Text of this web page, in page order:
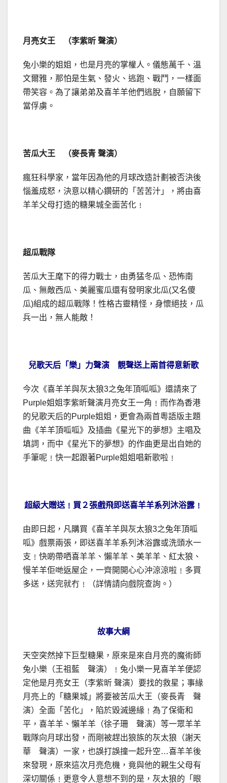
月亮女王 （李紫昕 聲演）
兔小樂的姐姐，也是月亮的掌權人。儀態萬千、溫
文爾雅，那怕是生氣、發火、逃跑、戰鬥，一樣面
帶笑容。為了讓弟弟及喜羊羊他們逃脫，自願留下
當俘虜。
苦瓜大王 （麥長青 聲演）
瘋狂科學家，當年因為他的月球改造計劃被否決後
惱羞成怒，決意以精心鑽研的「苦苦汁」，將由喜
羊羊父母打造的糖果城全面苦化﹗
超瓜戰隊
苦瓜大王麾下的得力戰士，由勇猛冬瓜、恐怖南
瓜、無敵西瓜、美麗蜜瓜還有發明家北瓜(又名傻
瓜)組成的超瓜戰隊！性格古靈精怪，身懷絕技，瓜
兵一出，無人能敵！
兒歌天后「樂」力聲演 靚聲送上兩首得意新歌
今次《喜羊羊與灰太狼3之兔年頂呱呱》還請來了
Purple姐姐李紫昕聲演月亮女王一角﹗而作為香港
的兒歌天后的Purple姐姐，更會為兩首粵語版主題
曲《羊羊頂呱呱》及插曲《星光下的夢想》主唱及
填詞，而中《星光下的夢想》的作曲更是出自她的
手筆呢﹗快一起跟著Purple姐姐唱新歌啦﹗
超級大贈送﹗買２張戲飛即送喜羊羊系列沐浴露﹗
由即日起，凡購買《喜羊羊與灰太狼3之兔年頂呱
呱》戲票兩張，即送喜羊羊系列沐浴露或洗頭水一
支﹗快啲帶哂喜羊羊、懶羊羊、美羊羊、紅太狼、
慢羊羊佢哋返屋企，一齊開開心心沖涼涼啦﹗多買
多送，送完就冇﹗（詳情請向戲院查詢。）
故事大綱
天空突然掉下巨型糖果，原來是來自月亮的魔術師
兔小樂（王祖藍 聲演）﹗兔小樂一見喜羊羊便認
定他是月亮女王（李紫昕 聲演）要找的救星；事緣
月亮上的「糖果城」將要被苦瓜大王（麥長青 聲
演）全面「苦化」，陷於毀滅邊緣﹗為了保衛和
平，喜羊羊、懶羊羊（徐子珊 聲演）等一眾羊羊
戰隊向月球出發，而剛被趕出狼族的灰太狼（謝天
華 聲演）一家，也誤打誤撞一起升空…喜羊羊後
來發現，原來這次月亮危機，竟與他的親生父母有
深切關係﹗更意令人意想不到的是，灰太狼的「眼